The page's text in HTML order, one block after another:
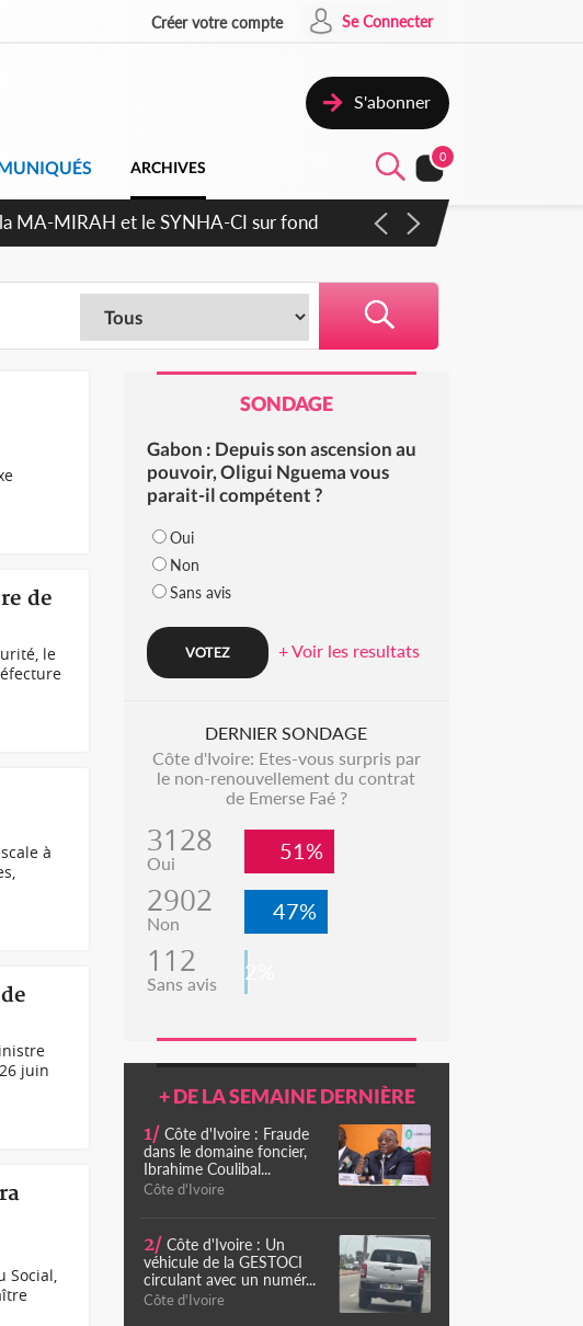
Créer votre compte Se Connecter
S'abonner
ARCHIVES
0
démocratique plus apaisé
de
le
à
juin
Social,
SONDAGE
Gabon : Depuis son ascension au
pouvoir, Oligui Nguema vous
parait-il compétent ?
Oui
Non
Sans avis
+ Voir les resultats
DERNIER SONDAGE
Côte d'Ivoire: Etes-vous surpris par
le non-renouvellement du contrat
de Emerse Faé ?
3128
Oui 51%
2902
Non 47%
112
Sans avis 2%
+ DE LA SEMAINE DERNIÈRE
1/ Côte d'Ivoire : Fraude
dans le domaine foncier,
Ibrahime Coulibal...
Côte d'Ivoire
2/ Côte d'Ivoire : Un
véhicule de la GESTOCI
circulant avec un numér...
Côte d'Ivoire